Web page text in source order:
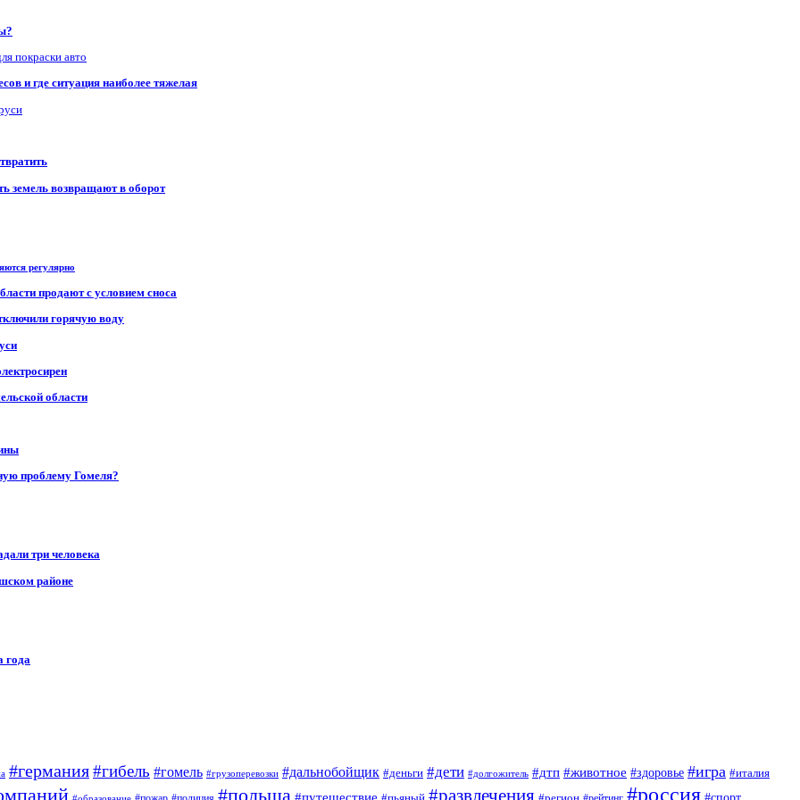
покраски авто
и где ситуация наиболее тяжелая
земель возвращают в оборот
регулярно
продают с условием сноса
горячую воду
области
проблему Гомеля?
три человека
районе
года
#германия#гибель #гомель #грузоперевозки #дальнобойщик #деньги #дети #долгожитель #дтп #животное #здоровье #игра #италия
#польша #путешествие #развлечения #россия